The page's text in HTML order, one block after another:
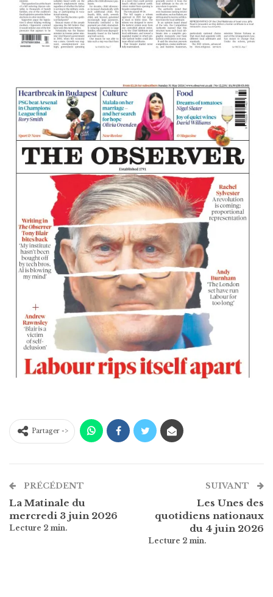
Partager ->
PRÉCÉDENT
La Matinale du
mercredi 3 juin 2026
SUIVANT
Les Unes des
quotidiens nationaux
du 4 juin 2026